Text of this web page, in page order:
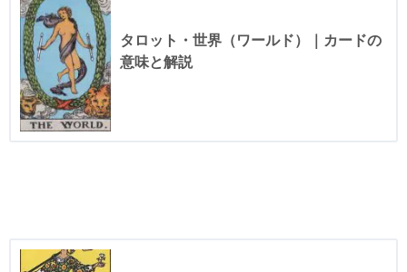
タロット・世界（ワールド）｜カードの
意味と解説